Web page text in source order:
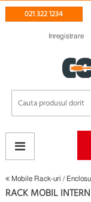
021 322 1234
Inregistrare
Mobile Rack-uri /
RACK MOBIL